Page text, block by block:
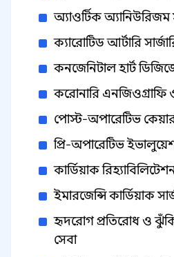
অ্যাওর্টিক অ্যানিউরিজম
ক্যারোটিড আর্টারি
কনজেনিটাল হার্ট
করোনারি এনজিওগ্রাফি
পোস্ট-অপারেটিভ
প্রি-অপারেটিভ
কার্ডিয়াক
ইমারজেন্সি কার্ডিয়াক
হৃদরোগ প্রতিরোধ ও ঝুঁকি
সেবা